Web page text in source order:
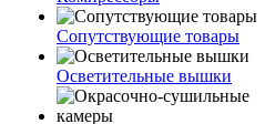
Сопутствующие товары
Осветительные вышки